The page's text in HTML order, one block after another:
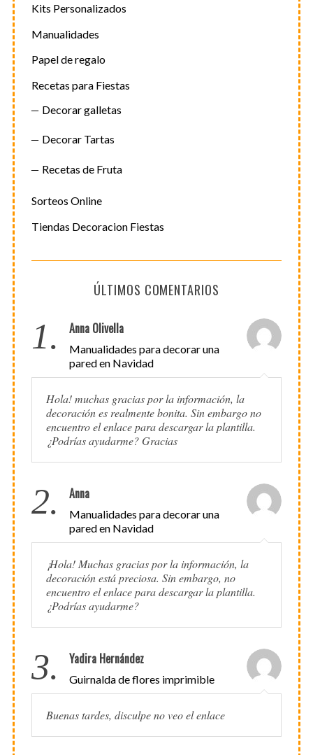
Kits Personalizados
Manualidades
Papel de regalo
Recetas para Fiestas
Decorar galletas
Decorar Tartas
Recetas de Fruta
Sorteos Online
Tiendas Decoracion Fiestas
ÚLTIMOS COMENTARIOS
1. Anna Olivella
Manualidades para decorar una
pared en Navidad
Hola! muchas gracias por la información, la
decoración es realmente bonita. Sin embargo no
encuentro el enlace para descargar la plantilla.
¿Podrías ayudarme? Gracias
2. Anna
Manualidades para decorar una
pared en Navidad
¡Hola! Muchas gracias por la información, la
decoración está preciosa. Sin embargo, no
encuentro el enlace para descargar la plantilla.
¿Podrías ayudarme?
3. Yadira Hernández
Guirnalda de flores imprimible
Buenas tardes, disculpe no veo el enlace